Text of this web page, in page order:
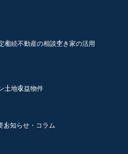
相続不動産の相談空き家の活用
土地収益物件
お知らせ・コラム